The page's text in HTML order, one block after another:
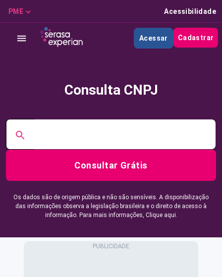
PME Acessibilidade
Acessar Cadastrar
Consulta CNPJ
Consultar Grátis
Os dados são de origem pública e não são sensíveis. A disponibilização
das informações observa a legislação brasileira e o direito de acesso à
informação. Para mais informações, Clique aqui.